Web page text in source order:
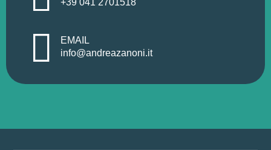
EMAIL
info@andreazanoni.it